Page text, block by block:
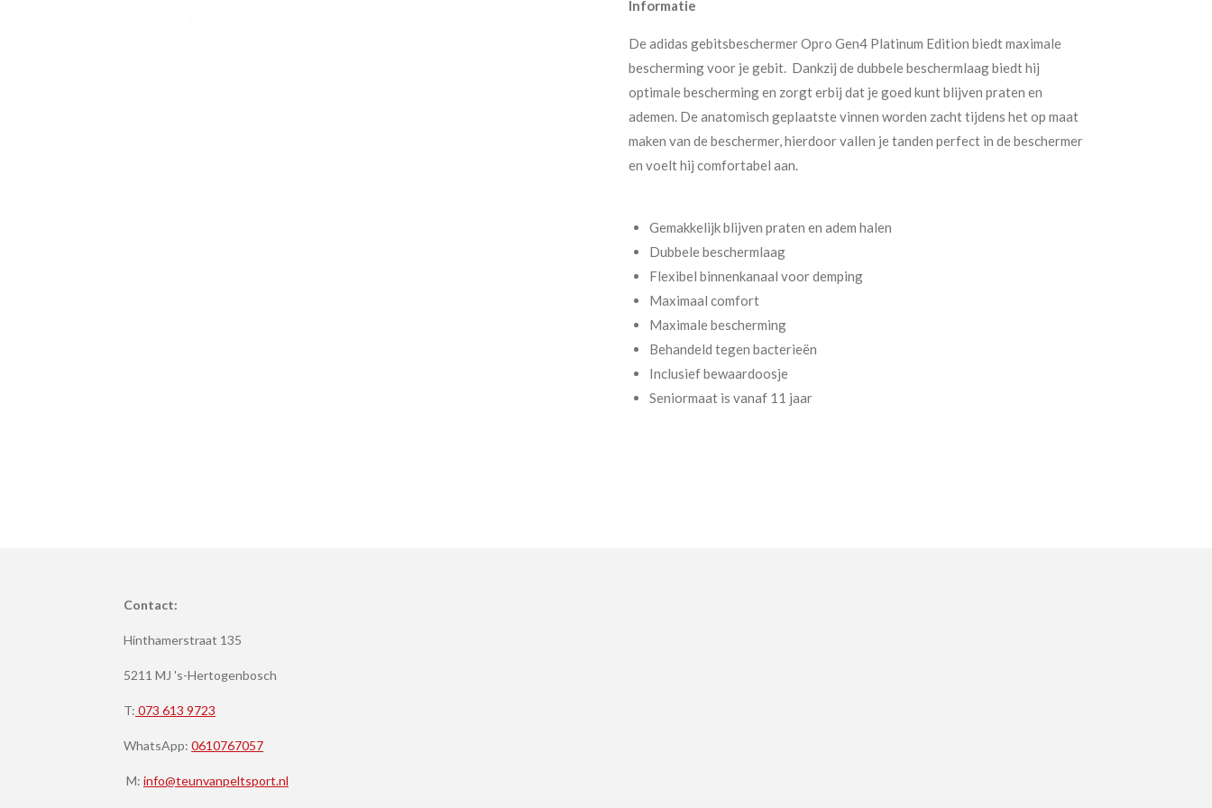
Informatie
De adidas gebitsbeschermer Opro Gen4 Platinum Edition biedt maximale
bescherming voor je gebit. Dankzij de dubbele beschermlaag biedt hij
optimale bescherming en zorgt erbij dat je goed kunt blijven praten en
ademen. De anatomisch geplaatste vinnen worden zacht tijdens het op maat
maken van de beschermer, hierdoor vallen je tanden perfect in de beschermer
en voelt hij comfortabel aan.
Gemakkelijk blijven praten en adem halen
Dubbele beschermlaag
Flexibel binnenkanaal voor demping
Maximaal comfort
Maximale bescherming
Behandeld tegen bacterieën
Inclusief bewaardoosje
Seniormaat is vanaf 11 jaar
Contact:
Hinthamerstraat 135
5211 MJ 's-Hertogenbosch
T: 073 613 9723
WhatsApp: 0610767057
M: info@teunvanpeltsport.nl